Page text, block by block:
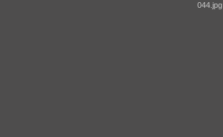
044.jpg